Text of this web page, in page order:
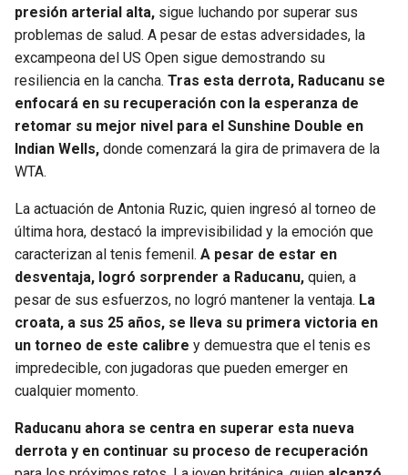
presión arterial alta, sigue luchando por superar sus
problemas de salud. A pesar de estas adversidades, la
excampeona del US Open sigue demostrando su
resiliencia en la cancha. Tras esta derrota, Raducanu se
enfocará en su recuperación con la esperanza de
retomar su mejor nivel para el Sunshine Double en
Indian Wells, donde comenzará la gira de primavera de la
WTA.
La actuación de Antonia Ruzic, quien ingresó al torneo de
última hora, destacó la imprevisibilidad y la emoción que
caracterizan al tenis femenil. A pesar de estar en
desventaja, logró sorprender a Raducanu, quien, a
pesar de sus esfuerzos, no logró mantener la ventaja. La
croata, a sus 25 años, se lleva su primera victoria en
un torneo de este calibre y demuestra que el tenis es
impredecible, con jugadoras que pueden emerger en
cualquier momento.
Raducanu ahora se centra en superar esta nueva
derrota y en continuar su proceso de recuperación